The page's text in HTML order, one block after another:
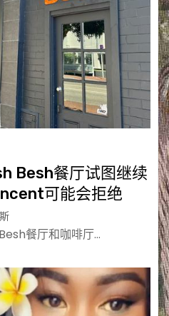
Besh餐厅试图继续
可能会拒绝
餐厅和咖啡厅…